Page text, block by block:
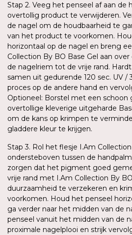
Stap 2. Veeg het penseel af aan de
overtollig product te verwijderen.
de nagel om de houdbaarheid te
van het product te voorkomen.
horizontaal op de nagel en breng
Collection By BO Base Gel aan
de nagelriem tot de vrije rand.
samen uit gedurende 120 sec. UV /
proces op de andere hand en
Optioneel: Borstel met een schoon
overtollige kleverige uitgeharde
om de kans op krimpen te
gladdere kleur te krijgen.
Stap 3. Rol het flesje I.Am
ondersteboven tussen de
zorgen dat het pigment goed
vrije rand met I.Am Collection By
duurzaamheid te verzekeren en
voorkomen. Houd het penseel
ga verder naar het midden van de
penseel vanuit het midden van de
proximale nagelplooi en strijk